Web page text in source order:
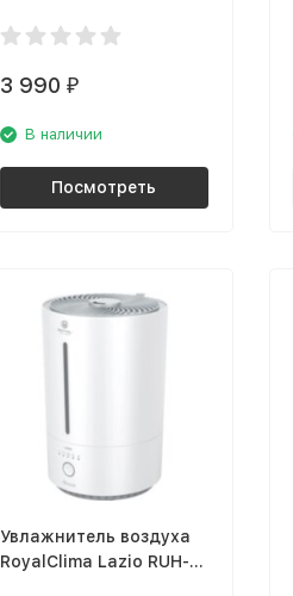
3 990 ₽
В наличии
Посмотреть
Увлажнитель воздуха
RoyalClima Lazio RUH-